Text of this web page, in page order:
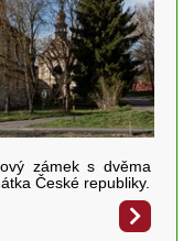
zámek s dvěma
České republiky.